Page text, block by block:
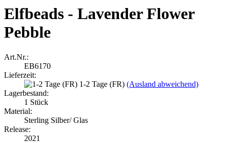
Elfbeads - Lavender Flower
Pebble
Art.Nr.:
EB6170
Lieferzeit:
1-2 Tage (FR) (Ausland abweichend)
Lagerbestand:
1 Stück
Material:
Sterling Silber/ Glas
Release:
2021